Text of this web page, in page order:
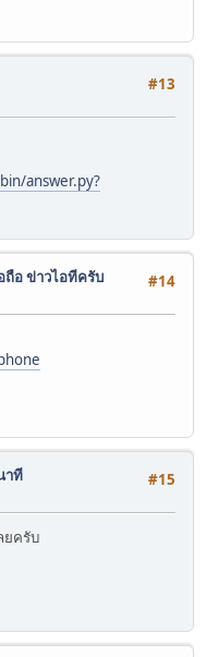
#13
answer.py?
#14
ถือ ข่าวไอทีครับ
#15
าที
ยครับ